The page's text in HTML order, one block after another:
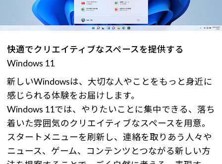
快適でクリエイティブなスペースを提供する
Windows 11
新しいWindowsは、大切な人やことをもっと身近に
感じられる体験をお届けします。
Windows 11では、やりたいことに集中できる、落ち
着いた雰囲気のクリエイティブなスペースを用意。
スタートメニューを刷新し、連絡を取りあう人々や
ニュース、ゲーム、コンテンツとつながる新しい方